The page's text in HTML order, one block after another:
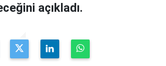
açıkladı.